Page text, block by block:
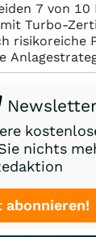
7 von 10
Turbo-
risikoreiche
Newsletter
nichts
abonnieren!